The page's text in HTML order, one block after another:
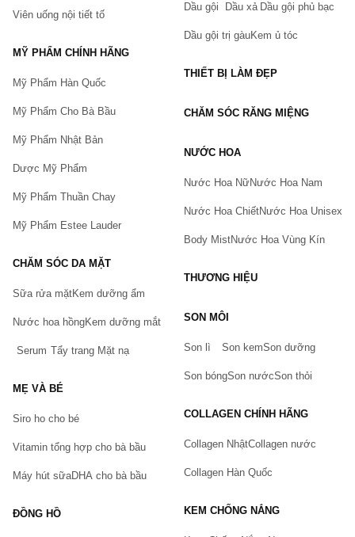
Bạn gặp vấn đề về sản phẩm hay mua hàng?
Hãy báo lỗi cho chúng tôi. Hoặc gọi cho chúng tôi qua số
Viên uống nội tiết tố
MỸ PHẨM CHÍNH HÃNG
Mỹ Phẩm Hàn Quốc
Mỹ Phẩm Cho Bà Bầu
Mỹ Phẩm Nhật Bản
Dược Mỹ Phẩm
Mỹ Phẩm Thuần Chay
Mỹ Phẩm Estee Lauder
CHĂM SÓC DA MẶT
Sữa rửa mặtKem dưỡng ẩm
Nước hoa hồngKem dưỡng mắt
Serum Tẩy trang Mặt nạ
MẸ VÀ BÉ
Siro ho cho bé
Vitamin tổng hợp cho bà bầu
Máy hút sữaDHA cho bà bầu
ĐỒNG HỒ
Dầu gội Dầu xả Dầu gội phủ bạc
Dầu gội trị gàuKem ủ tóc
THIẾT BỊ LÀM ĐẸP
CHĂM SÓC RĂNG MIỆNG
NƯỚC HOA
Nước Hoa NữNước Hoa Nam
Nước Hoa ChiếtNước Hoa Unisex
Body MistNước Hoa Vùng Kín
THƯƠNG HIỆU
SON MÔI
Son lì Son kemSon dưỡng
Son bóngSon nướcSon thỏi
COLLAGEN CHÍNH HÃNG
Collagen NhậtCollagen nước
Collagen Hàn Quốc
KEM CHỐNG NẮNG